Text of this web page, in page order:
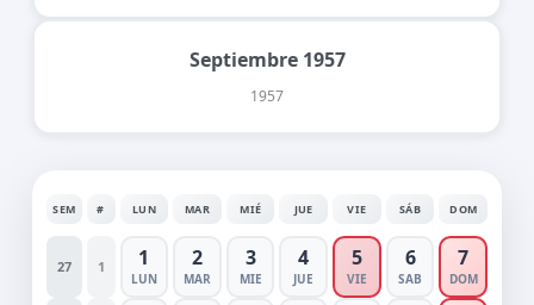
Septiembre 1957
1957
SEM # LUN MAR MIÉ JUE VIE SÁB DOM
27 1 1
LUN
2
MAR
3
MIE
4
JUE
5
VIE
6
SAB
7
DOM